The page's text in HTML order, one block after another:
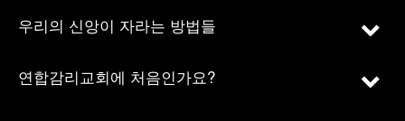
우리의 신앙이 자라는 방법들
연합감리교회에 처음인가요?